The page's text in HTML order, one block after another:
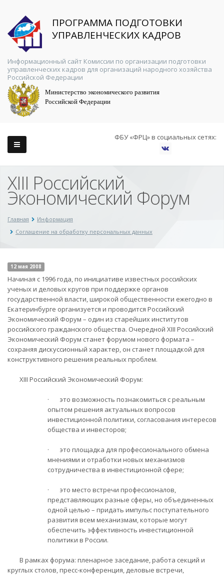
ПРОГРАММА ПОДГОТОВКИ
УПРАВЛЕНЧЕСКИХ КАДРОВ
Информационный сайт Комиссии по организации подготовки
управленческих кадров для организаций народного хозяйства
Российской Федерации
Министерство экономического развития
Российской Федерации
ФБУ «ФРЦ» в социальных сетях:
XIII Российский
Экономический Форум
Главная
Информация
Соглашение на обработку персональных данных
12 мая 2008
Начиная с 1996 года, по инициативе известных российских
ученых и деловых кругов при поддержке органов
государственной власти, широкой общественности ежегодно в
Екатеринбурге организуется и проводится Российский
Экономический Форум – один из старейших институтов
российского гражданского общества. Очередной XIII Российский
Экономический Форум станет форумом нового формата –
сохраняя дискуссионный характер, он станет площадкой для
конструктивного решения реальных проблем.
XIII Российский Экономический Форум:
· это возможность познакомиться с реальным
опытом решения актуальных вопросов
инвестиционной политики, согласования интересов
общества и инвесторов;
· это площадка для профессионального обмена
мнениями и отработки новых механизмов
сотрудничества в инвестиционной сфере;
· это место встречи профессионалов,
представляющих разные сферы, но объединенных
одной целью – придать импульс поступательного
развития всем механизмам, которые могут
обеспечить эффективность инвестиционной
политики в России.
В рамках форума: пленарное заседание, работа секций и
круглых столов, пресс-конференция, деловые встречи,